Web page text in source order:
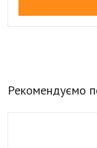
Рекомендуємо